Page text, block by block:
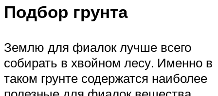
Подбор грунта
Землю для фиалок лучше всего
собирать в хвойном лесу. Именно в
таком грунте содержатся наиболее